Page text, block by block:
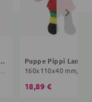
Langstrumpf
300x190x80 mm, 30 cm, 10+ Monate, bunt
18,89 €